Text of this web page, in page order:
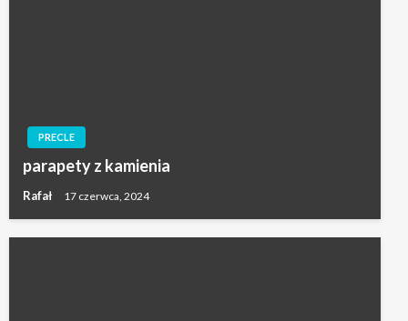
PRECLE
parapety z kamienia
Rafał 17 czerwca, 2024